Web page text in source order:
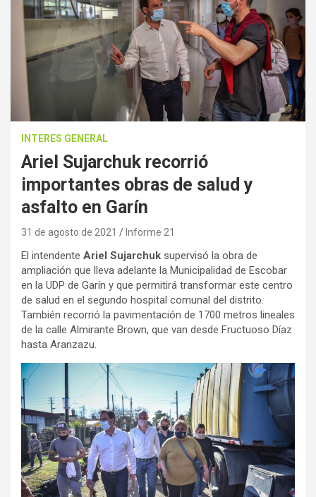
INTERES GENERAL
Ariel Sujarchuk recorrió
importantes obras de salud y
asfalto en Garín
31 de agosto de 2021 Informe 21
El intendente Ariel Sujarchuk supervisó la obra de
ampliación que lleva adelante la Municipalidad de Escobar
en la UDP de Garín y que permitirá transformar este centro
de salud en el segundo hospital comunal del distrito.
También recorrió la pavimentación de 1700 metros lineales
de la calle Almirante Brown, que van desde Fructuoso Díaz
hasta Aranzazu.